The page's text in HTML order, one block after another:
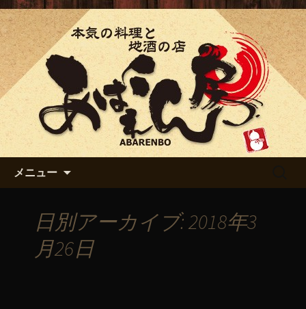
「あばれん房」からのお知ら
せ
「あばれん房」の最新情報
メニュー
日別アーカイブ: 2018年3
月26日